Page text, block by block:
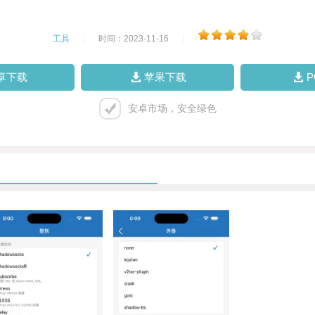
工具 时间：2023-11-16
下载 苹果下载
安卓市场，安全绿色